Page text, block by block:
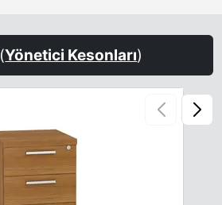
(Yönetici Kesonları)